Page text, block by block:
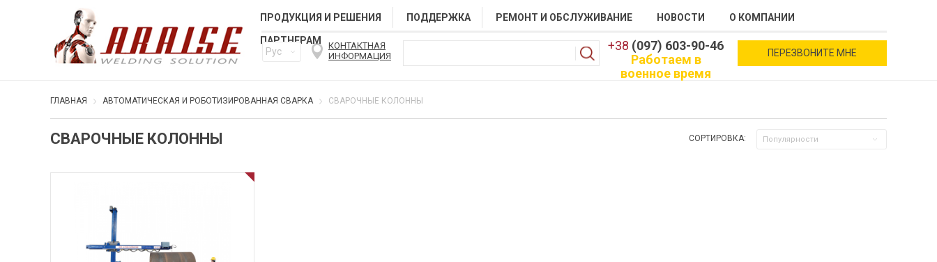
ПРОДУКЦИЯ И РЕШЕНИЯ ПОДДЕРЖКА РЕМОНТ И ОБСЛУЖИВАНИЕ НОВОСТИ О КОМПАНИИ
ПАРТНЕРАМ
Рус
КОНТАКТНАЯ
ИНФОРМАЦИЯ
+38 (097) 603-90-46
Работаем в
военное время
ПЕРЕЗВОНИТЕ МНЕ
ГЛАВНАЯ АВТОМАТИЧЕСКАЯ И РОБОТИЗИРОВАННАЯ СВАРКА СВАРОЧНЫЕ КОЛОННЫ
СВАРОЧНЫЕ КОЛОННЫ СОРТИРОВКА: Популярности